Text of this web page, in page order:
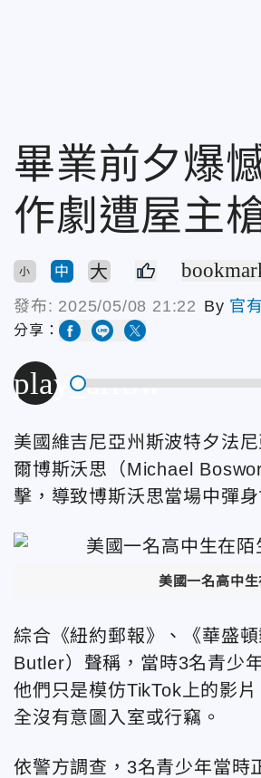
畢業前夕爆
作劇遭屋主
小 中 大
發布: 2025/05/08 21:22 By 官
分享：
play_arrow
美國維吉尼亞州斯波特夕法
爾博斯沃思（Michael
擊，導致博斯沃思當場中彈
美國一名高中
綜合《紐約郵報》、《華盛
Butler）聲稱，當時3名青少
他們只是模仿TikTok上的影
全沒有意圖入室或行竊。
依警方調查，3名青少年當時